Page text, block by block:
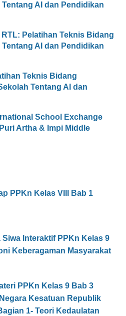
AI dan Pendidikan
Pelatihan Teknis Bidang
AI dan Pendidikan
Teknis Bidang
Tentang AI dan
School Exchange
Artha & Impi Middle
PPKn Kelas VIII Bab 1
Siwa Interaktif PPKn Kelas 9
Keberagaman Masyarakat
PPKn Kelas 9 Bab 3
Kesatuan Republik
1- Teori Kedaulatan